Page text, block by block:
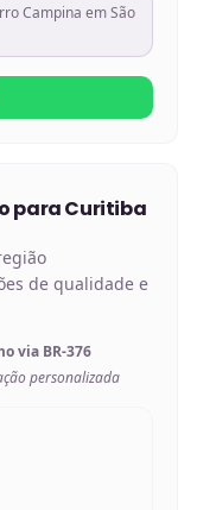
Campina em São
paraCuritiba
de qualidade e
via BR-376
personalizada